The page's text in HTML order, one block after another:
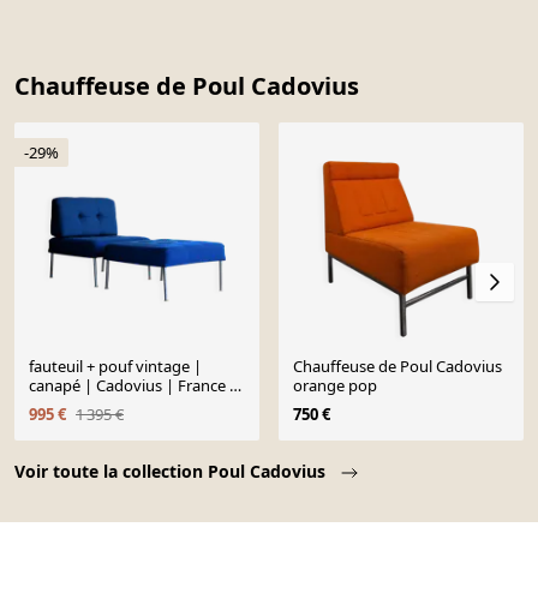
Chauffeuse de Poul Cadovius
Voir toute la collection Poul Cadovius
-29%
fauteuil + pouf vintage |
canapé | Cadovius | France &
Son
995 € 1 395 €
Chauffeuse de Poul Cadovius
orange pop
750 €